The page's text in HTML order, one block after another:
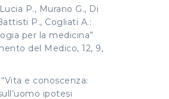
P., Murano G., Di
P., Cogliati A.:
per la medicina”
del Medico, 12, 9,
e conoscenza:
ipotesi